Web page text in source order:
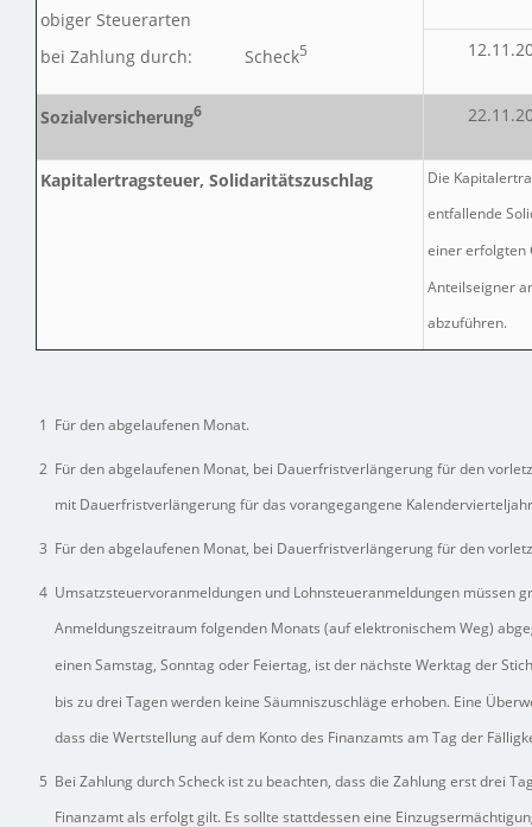
obiger Steuerarten
bei Zahlung durch: Scheck5
Sozialversicherung6
Kapitalertragsteuer, Solidaritätszuschlag Die
entfallende
einer erfolgten
Anteilseigner
abzuführen.
1 Für den abgelaufenen Monat.
2 Für den abgelaufenen Monat, bei Dauerfristverlängerung für den
mit Dauerfristverlängerung für das vorangegangene
3 Für den abgelaufenen Monat, bei Dauerfristverlängerung für den
4 Umsatzsteuervoranmeldungen und Lohnsteueranmeldungen müssen
Anmeldungszeitraum folgenden Monats (auf elektronischem Weg)
einen Samstag, Sonntag oder Feiertag, ist der nächste Werktag der
bis zu drei Tagen werden keine Säumniszuschläge erhoben. Eine
dass die Wertstellung auf dem Konto des Finanzamts am Tag der
5 Bei Zahlung durch Scheck ist zu beachten, dass die Zahlung erst drei
Finanzamt als erfolgt gilt. Es sollte stattdessen eine